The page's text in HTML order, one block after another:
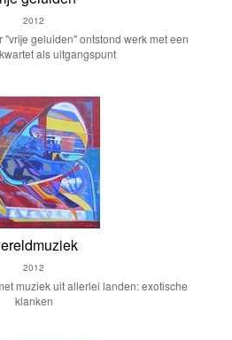
2012
geluiden" ontstond werk met een
als uitgangspunt
2012
muziek uit allerlei landen: exotische
klanken